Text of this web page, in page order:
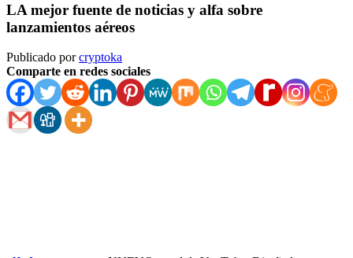
LA mejor fuente de noticias y alfa sobre
lanzamientos aéreos
Publicado porcryptoka
Comparte en redes sociales